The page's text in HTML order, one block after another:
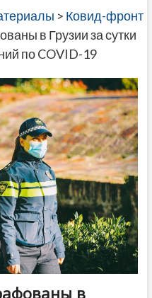
САЙТЕ
n
u
t
t
o
n
> Ковид-фронт
в Грузии за сутки
по COVID-19
в